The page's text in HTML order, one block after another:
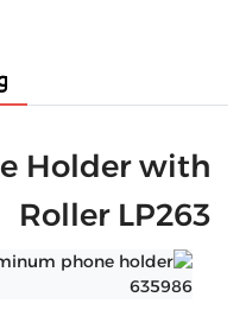
Holder with
Roller LP263